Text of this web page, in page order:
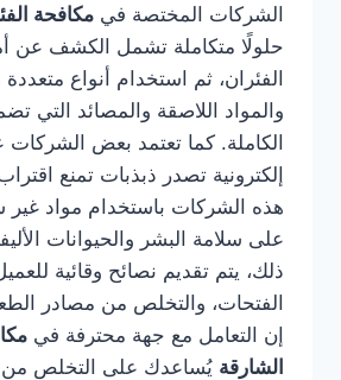
الشركات المختصة في مكافحة
حلولًا متكاملة تشمل الكشف عن
الفئران، ثم استخدام أنواع
والمواد اللاصقة والمصائد التي
الكاملة. كما تعتمد بعض
إلكترونية تصدر ذبذبات تمنع
هذه الشركات باستخدام مواد غير
على سلامة البشر والحيوانات
ذلك، يتم تقديم نصائح وقائية
الفتحات، والتخلص من مصادر
إن التعامل مع جهة محترفة في
الشارقة يُساعدك على التخلص من